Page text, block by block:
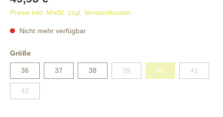
Preise inkl. MwSt. zzgl. Versandkosten
Nicht mehr verfügbar
Größe
36 37 38 39 40 41
42